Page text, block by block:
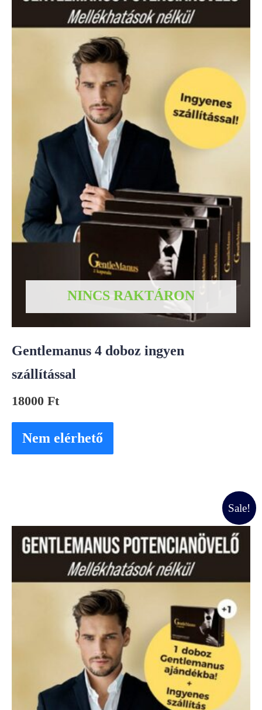
NINCS RAKTÁRON
Gentlemanus 4 doboz ingyen
szállítással
18000 Ft
Nem elérhető
Sale!
was:
40500 Ft.
is:
36000 Ft.